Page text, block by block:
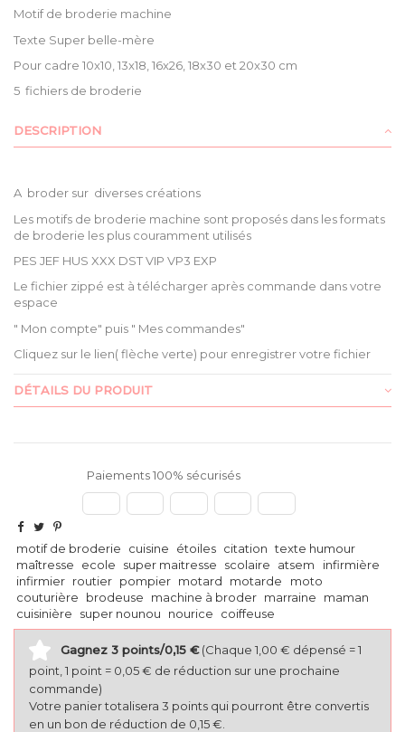
Motif de broderie machine
Texte Super belle-mère
Pour cadre 10x10, 13x18, 16x26, 18x30 et 20x30 cm
5 fichiers de broderie
DESCRIPTION
A broder sur diverses créations
Les motifs de broderie machine sont proposés dans les formats
de broderie les plus couramment utilisés
PES JEF HUS XXX DST VIP VP3 EXP
Le fichier zippé est à télécharger après commande dans votre
espace
" Mon compte" puis " Mes commandes"
Cliquez sur le lien( flèche verte) pour enregistrer votre fichier
DÉTAILS DU PRODUIT
Paiements 100% sécurisés
motif de broderie cuisine étoiles citation texte humour
maîtresse
ecole super maitresse scolaire atsem
infirmière
infirmier routier pompier motard motarde
moto
couturière
brodeuse machine à broder marraine
maman
cuisinière
super nounou nourice coiffeuse
Gagnez 3 points/0,15 € (Chaque 1,00 € dépensé = 1
point, 1 point = 0,05 € de réduction sur une prochaine
commande)
Votre panier totalisera 3 points qui pourront être convertis
en un bon de réduction de 0,15 €.